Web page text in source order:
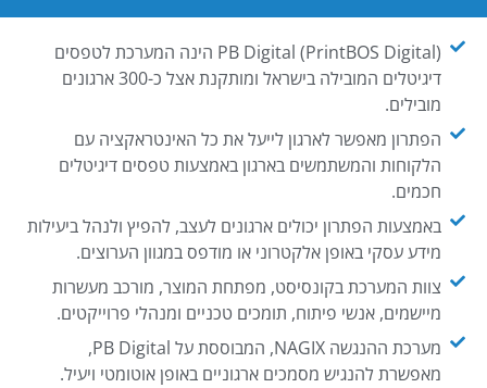
PB Digital (PrintBOS Digital) הינה המערכת לטפסים
דיגיטלים המובילה בישראל ומותקנת אצל כ-300 ארגונים
מובילים.
הפתרון מאפשר לארגון לייעל את כל האינטראקציה עם
הלקוחות והמשתמשים בארגון באמצעות טפסים דיגיטלים
חכמים.
באמצעות הפתרון יכולים ארגונים לעצב, להפיץ ולנהל ביעילות
מידע עסקי באופן אלקטרוני או מודפס במגוון הערוצים.
צוות המערכת בקונסיסט, מפתחת המוצר, מורכב מעשרות
מיישמים, אנשי פיתוח, תומכים טכניים ומנהלי פרוייקטים.
מערכת ההנגשה NAGIX, המבוססת על PB Digital,
מאפשרת להנגיש מסמכים ארגוניים באופן אוטומטי ויעיל.